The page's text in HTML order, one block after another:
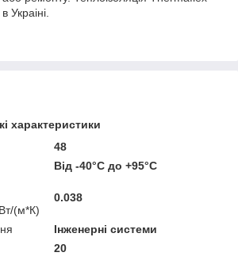
Украiнi.
характеристики
48
Від -40°С до +95°С
(м*К)
0.038
Інженерні системи
20